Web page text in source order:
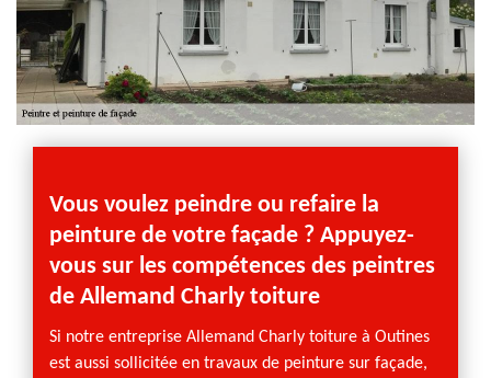
Vous voulez peindre ou refaire la
peinture de votre façade ? Appuyez-
vous sur les compétences des peintres
de Allemand Charly toiture
Si notre entreprise Allemand Charly toiture à Outines
est aussi sollicitée en travaux de peinture sur façade,